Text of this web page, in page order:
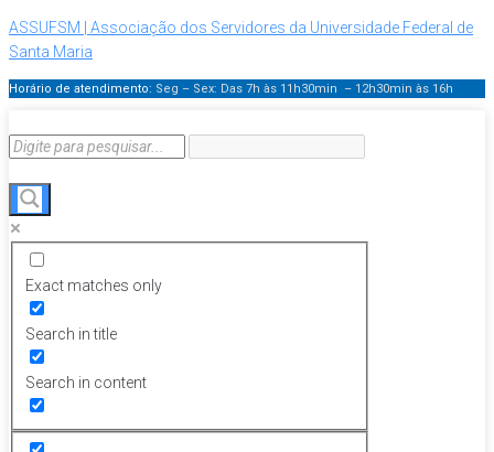
ASSUFSM | Associação dos Servidores da Universidade Federal de
Santa Maria
Horário de atendimento: Seg – Sex: Das 7h às 11h30min – 12h30min às 16h
Exact matches only
Search in title
Search in content